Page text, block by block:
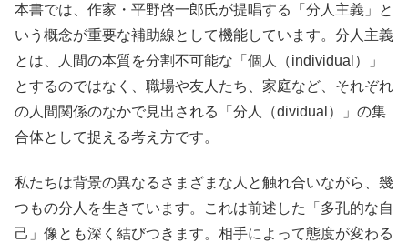
本書では、作家・平野啓一郎氏が提唱する「分人主義」と
いう概念が重要な補助線として機能しています。分人主義
とは、人間の本質を分割不可能な「個人（individual）」
とするのではなく、職場や友人たち、家庭など、それぞれ
の人間関係のなかで見出される「分人（dividual）」の集
合体として捉える考え方です。
私たちは背景の異なるさまざまな人と触れ合いながら、幾
つもの分人を生きています。これは前述した「多孔的な自
己」像とも深く結びつきます。相手によって態度が変わる